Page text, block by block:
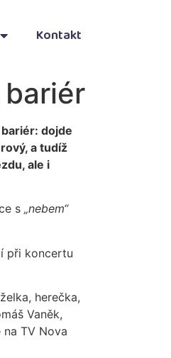
Kontakt
dojde
a tudíž
ale i
s „nebem“
při koncertu
herečka,
Vaněk,
TV Nova